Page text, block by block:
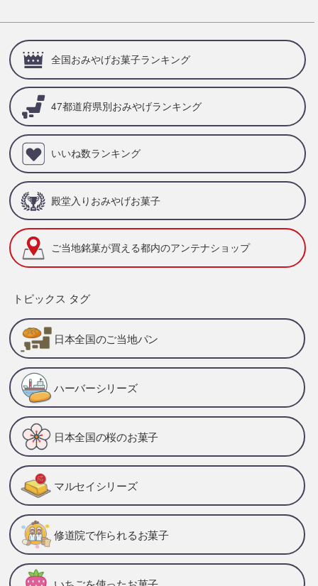
全国おみやげお菓子ランキング
47都道府県別おみやげランキング
いいね数ランキング
殿堂入りおみやげお菓子
ご当地銘菓が買える都内のアンテナショップ
トピックス タグ
日本全国のご当地パン
ハーバーシリーズ
日本全国の桜のお菓子
マルセイシリーズ
修道院で作られるお菓子